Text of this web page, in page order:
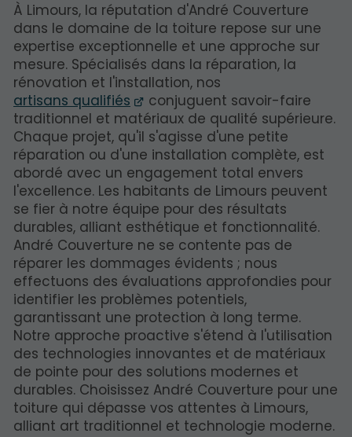
À Limours, la réputation d'André Couverture
dans le domaine de la toiture repose sur une
expertise exceptionnelle et une approche sur
mesure. Spécialisés dans la réparation, la
rénovation et l'installation, nos
artisans qualifiés
conjuguent savoir-faire
traditionnel et matériaux de qualité supérieure.
Chaque projet, qu'il s'agisse d'une petite
réparation ou d'une installation complète, est
abordé avec un engagement total envers
l'excellence. Les habitants de Limours peuvent
se fier à notre équipe pour des résultats
durables, alliant esthétique et fonctionnalité.
André Couverture ne se contente pas de
réparer les dommages évidents ; nous
effectuons des évaluations approfondies pour
identifier les problèmes potentiels,
garantissant une protection à long terme.
Notre approche proactive s'étend à l'utilisation
des technologies innovantes et de matériaux
de pointe pour des solutions modernes et
durables. Choisissez André Couverture pour une
toiture qui dépasse vos attentes à Limours,
alliant art traditionnel et technologie moderne.